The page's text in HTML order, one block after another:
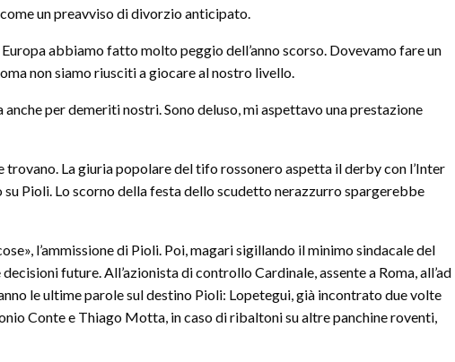
un preavviso di divorzio anticipato.
abbiamo fatto molto peggio dell’anno scorso. Dovevamo fare un
non siamo riusciti a giocare al nostro livello.
per demeriti nostri. Sono deluso, mi aspettavo una prestazione
trovano. La giuria popolare del tifo rossonero aspetta il derby con l’Inter
Pioli. Lo scorno della festa dello scudetto nerazzurro spargerebbe
l’ammissione di Pioli. Poi, magari sigillando il minimo sindacale del
future. All’azionista di controllo Cardinale, assente a Roma, all’ad
le ultime parole sul destino Pioli: Lopetegui, già incontrato due volte
Conte e Thiago Motta, in caso di ribaltoni su altre panchine roventi,